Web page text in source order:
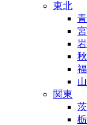
東北
関東